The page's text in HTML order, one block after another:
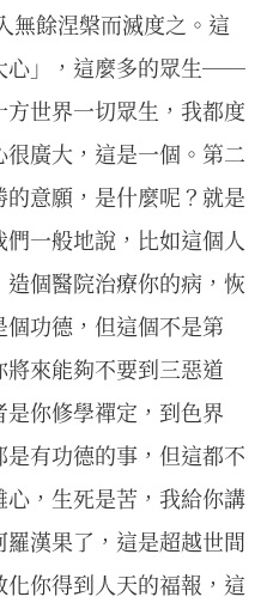
無餘涅槃而滅度之。這
心」，這麼多的眾生──
世界一切眾生，我都度
廣大，這是一個。第二
意願，是什麼呢？就是
們一般地說，比如這個人
個醫院治療你的病，恢
功德，但這個不是第
來能夠不要到三惡道
你修學禪定，到色界
有功德的事，但這都不
，生死是苦，我給你講
漢果了，這是超越世間
你得到人天的福報，這